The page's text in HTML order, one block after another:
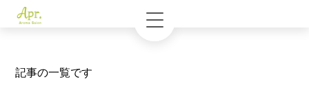
記事の一覧です